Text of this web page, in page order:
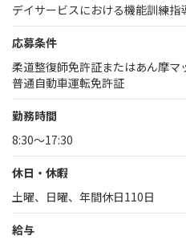
デイサービスにおける機能訓練指
応募条件
柔道整復師免許証またはあん摩マ
普通自動車運転免許証
勤務時間
8:30～17:30
休日・休暇
土曜、日曜、年間休日110日
給与